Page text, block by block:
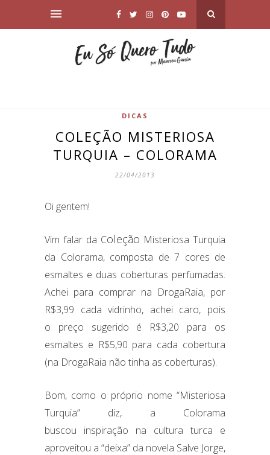
DICAS
COLEÇÃO MISTERIOSA
TURQUIA – COLORAMA
22/04/2013
Oi gentem!
Vim falar da Coleção Misteriosa Turquia
da Colorama, composta de 7 cores de
esmaltes e duas coberturas perfumadas.
Achei para comprar na DrogaRaia, por
R$3,99 cada vidrinho, achei caro, pois
o preço sugerido é R$3,20 para os
esmaltes e R$5,90 para cada cobertura
(na DrogaRaia não tinha as coberturas).
Bom, como o próprio nome “Misteriosa
Turquia” diz, a Colorama
buscou inspiração na cultura turca e
aproveitou a “deixa” da novela Salve Jorge,